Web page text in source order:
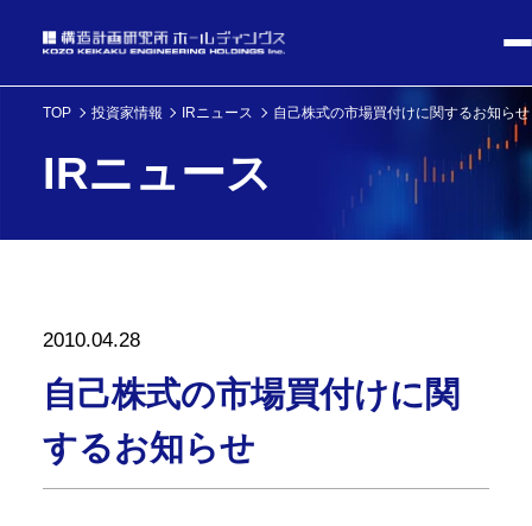
TOP 投資家情報 IRニュース 自己株式の市場買付けに関するお知らせ
IRニュース
2010.04.28
自己株式の市場買付けに関
するお知らせ